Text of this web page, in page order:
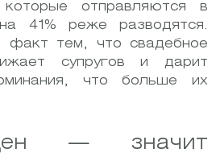
отправляются в
41% реже разводятся.
факт тем, что свадебное
супругов и дарит
что больше их
— значит